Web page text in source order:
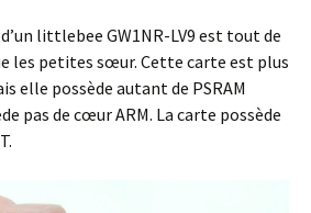
littlebee GW1NR-LV9 est tout de
les petites sœur. Cette carte est plus
elle possède autant de PSRAM
pas de cœur ARM. La carte possède